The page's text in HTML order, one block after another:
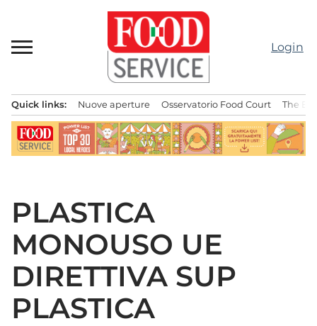
contenuto
Login
principale
Quick links: Nuove aperture Osservatorio Food Court The
PLASTICA
MONOUSO UE
DIRETTIVA SUP
PLASTICA